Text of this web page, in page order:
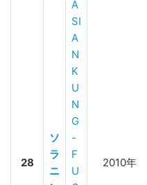
28
ソ
ラ
ニ
A
SI
A
N
K
U
N
G
-
F
U
2010年